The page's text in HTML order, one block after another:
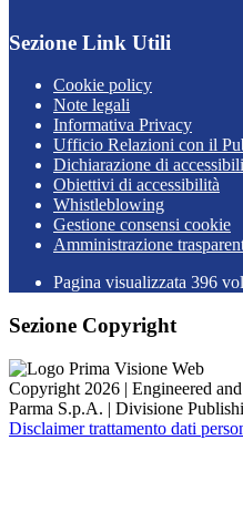
Sezione Link Utili
Cookie policy
Note legali
Informativa Privacy
Ufficio Relazioni con il
Dichiarazione di
Obiettivi di accessibilità
Whistleblowing
Gestione consensi cookie
Amministrazione
Pagina visualizzata 396
Sezione Copyright
Copyright 2026 | Engineered
Parma S.p.A. | Divisione
Disclaimer trattamento dati